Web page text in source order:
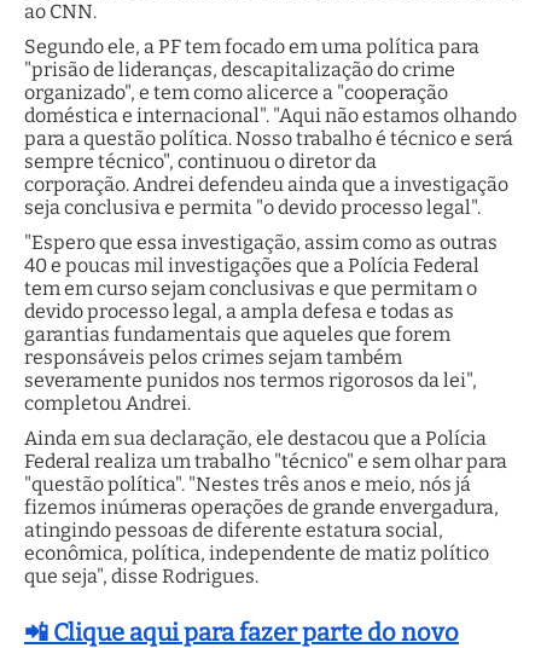
ao CNN.
Segundo ele, a PF tem focado em uma política para
"prisão de lideranças, descapitalização do crime
organizado", e tem como alicerce a "cooperação
doméstica e internacional". "Aqui não estamos olhando
para a questão política. Nosso trabalho é técnico e será
sempre técnico", continuou o diretor da
corporação. Andrei defendeu ainda que a investigação
seja conclusiva e permita "o devido processo legal".
"Espero que essa investigação, assim como as outras
40 e poucas mil investigações que a Polícia Federal
tem em curso sejam conclusivas e que permitam o
devido processo legal, a ampla defesa e todas as
garantias fundamentais que aqueles que forem
responsáveis pelos crimes sejam também
severamente punidos nos termos rigorosos da lei",
completou Andrei.
Ainda em sua declaração, ele destacou que a Polícia
Federal realiza um trabalho "técnico" e sem olhar para
"questão política". "Nestes três anos e meio, nós já
fizemos inúmeras operações de grande envergadura,
atingindo pessoas de diferente estatura social,
econômica, política, independente de matiz político
que seja", disse Rodrigues.
📲 Clique aqui para fazer parte do novo